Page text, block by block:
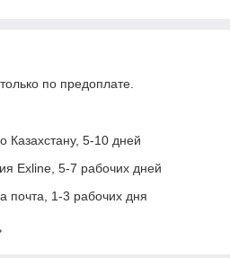
по предоплате.
Казахстану, 5-10 дней
Exline, 5-7 рабочих дней
почта, 1-3 рабочих дня